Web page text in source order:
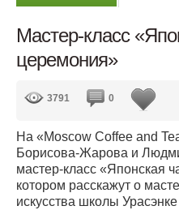
Мастер-класс
церемония»
3791 0
На «Moscow Coffee and
Борисова-Жарова и
мастер-класс «Японская
котором расскажут о
искусства школы